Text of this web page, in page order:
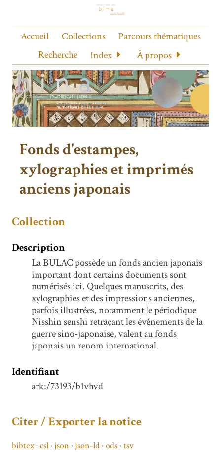
Accueil Collections
Parcours thématiques
Recherche
Index À propos
Fonds d'estampes,
xylographies et imprimés
anciens japonais
Collection
Description
La BULAC possède un fonds ancien japonais
important dont certains documents sont
numérisés ici. Quelques manuscrits, des
xylographies et des impressions anciennes,
parfois illustrées, notamment le périodique
Nisshin senshi retraçant les événements de la
guerre sino-japonaise, valent au fonds
japonais un renom international.
Identifiant
ark:/73193/b1vhvd
Citer / Exporter la notice
bibtex csl json json-ld ods tsv